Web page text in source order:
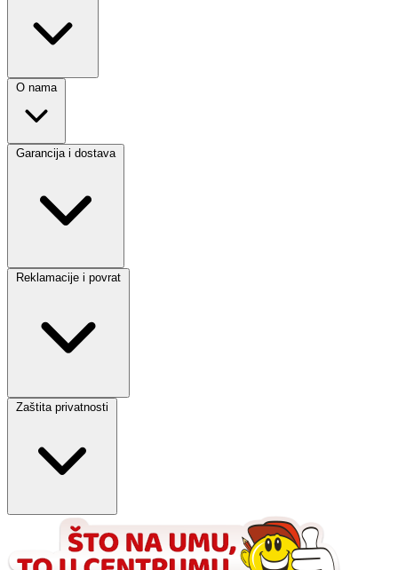
O nama
Garancija i dostava
Reklamacije i povrat
Zaštita privatnosti